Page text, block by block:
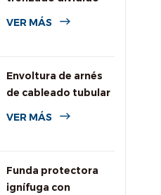
autoenvolvente
VER MÁS
Envoltura de arnés
de cableado tubular
dividida tejida
VER MÁS
Funda protectora
ignífuga con